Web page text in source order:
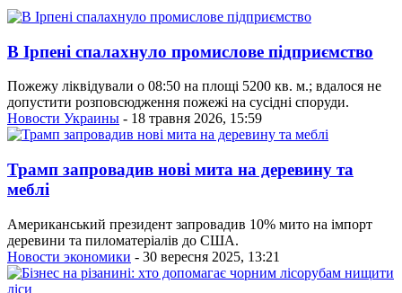
В Ірпені спалахнуло промислове підприємство
Пожежу ліквідували о 08:50 на площі 5200 кв. м.; вдалося не
допустити розповсюдження пожежі на сусідні споруди.
Новости Украины - 18 травня 2026, 15:59
Трамп запровадив нові мита на деревину та
меблі
Американський президент запровадив 10% мито на імпорт
деревини та пиломатеріалів до США.
Новости экономики - 30 вересня 2025, 13:21